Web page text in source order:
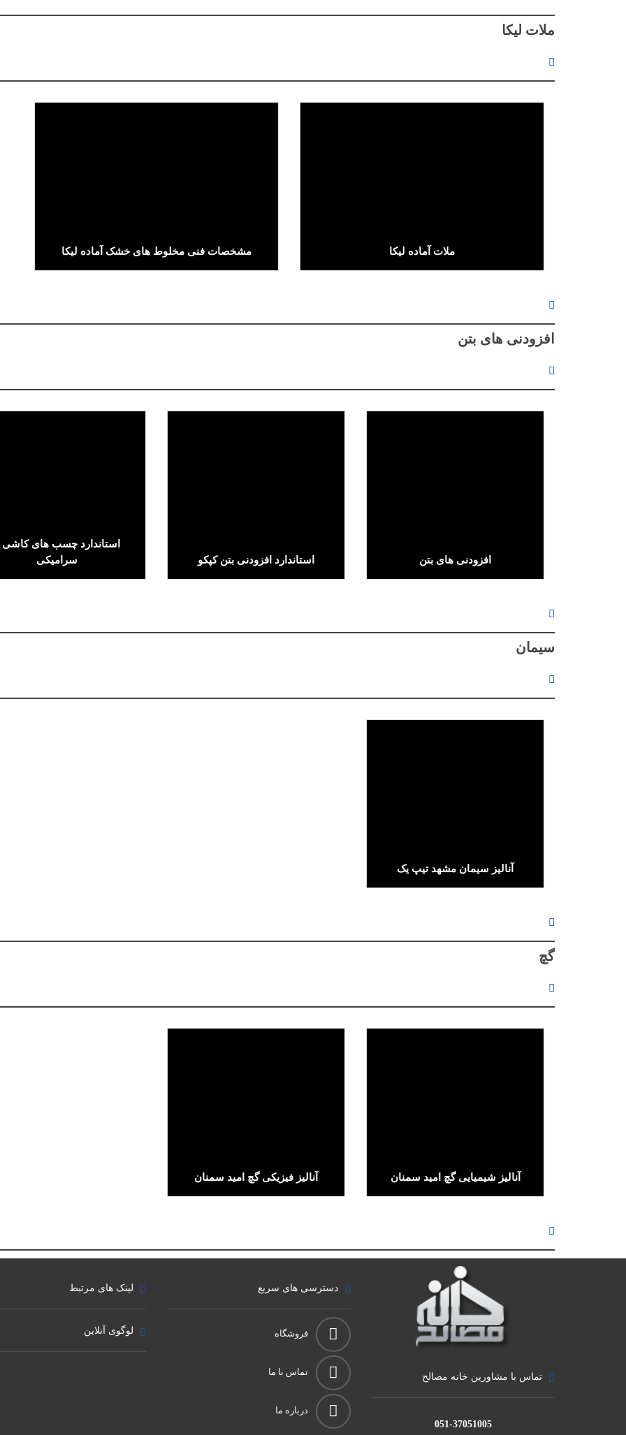
ملات لیکا
ملات آماده لیکا مشخصات فنی مخلوط های خشک آماده لیکا
افزودنی های بتن
افزودنی های بتن استاندارد افزودنی بتن کپکو
استاندارد چسب های کاشی
سرامیکی
سیمان
آنالیز سیمان مشهد تیپ یک
گچ
آنالیز شیمیایی گچ امید سمنان آنالیز فیزیکی گچ امید سمنان
تماس با مشاورین خانه مصالح
051-37051005
دسترسی های سریع
فروشگاه
تماس با ما
درباره ما
لینک های مرتبط
لوگوی آنلاین